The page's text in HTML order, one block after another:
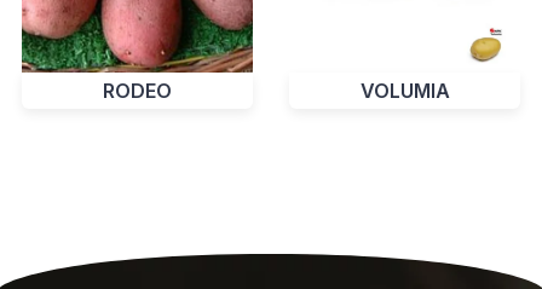
RODEO VOLUMIA